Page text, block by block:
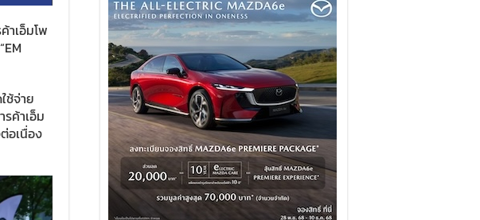
าเอ็มโพ
ช้จ่าย
ค้าเอ็ม
อเนื่อง